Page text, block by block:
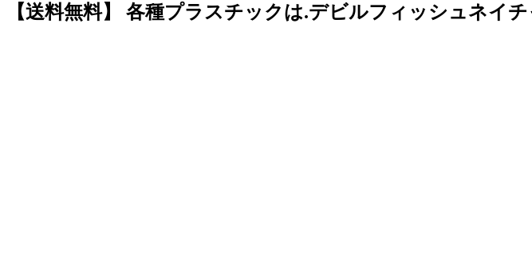
【送料無料】 各種プラスチックは.デビルフィッシュネイ